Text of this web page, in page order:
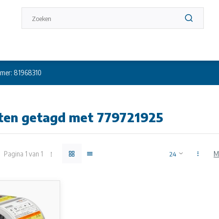
81968310
getagd met 779721925
Pagina 1 van 1